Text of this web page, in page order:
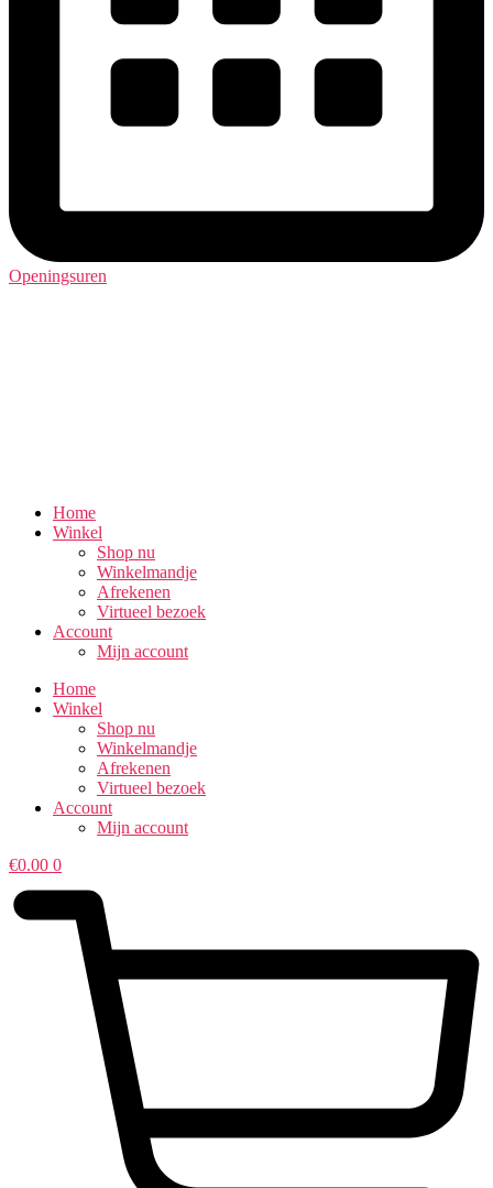
Openingsuren
Home
Winkel
Shop nu
Winkelmandje
Afrekenen
Virtueel bezoek
Account
Mijn account
Home
Winkel
Shop nu
Winkelmandje
Afrekenen
Virtueel bezoek
Account
Mijn account
€0.00 0